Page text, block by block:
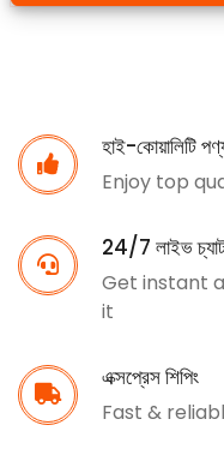
হাই-কোয়ালিটি
Enjoy top
24/7 লাইভ
Get instant
it
এক্সপ্রেস শিপিং
Fast &